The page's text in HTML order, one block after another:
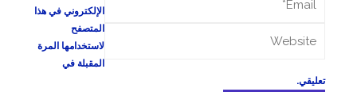
الإلكتروني في هذا
المتصفح
لاستخدامها المرة
المقبلة في
تعليقي.